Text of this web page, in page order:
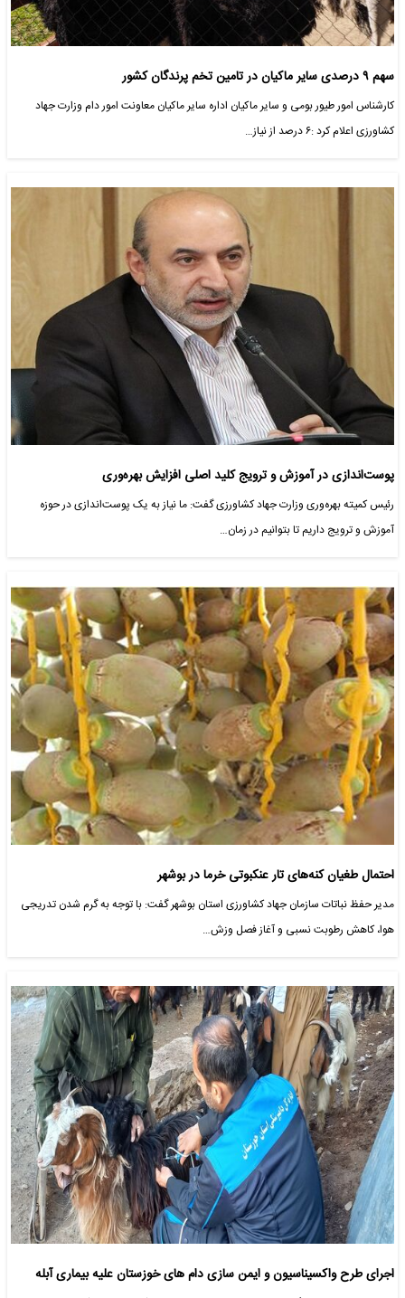
سهم ۹ درصدی سایر ماکیان در تامین تخم پرندگان کشور
کارشناس امور طیور بومی و سایر ماکیان اداره سایر ماکیان معاونت امور دام وزارت جهاد
کشاورزی اعلام کرد :۶ درصد از نیاز…
پوست‌اندازی در آموزش و ترویج کلید اصلی افزایش بهره‌وری
رئیس کمیته بهره‌وری وزارت جهاد کشاورزی گفت: ما نیاز به یک پوست‌اندازی در حوزه
آموزش و ترویج داریم تا بتوانیم در زمان…
احتمال طغیان کنه‌های تار عنکبوتی خرما در بوشهر
مدیر حفظ نباتات سازمان جهاد کشاورزی استان بوشهر گفت: با توجه به گرم شدن تدریجی
هوا، کاهش رطوبت نسبی و آغاز فصل وزش…
اجرای طرح واکسیناسیون و ایمن سازی دام های خوزستان علیه بیماری آبله